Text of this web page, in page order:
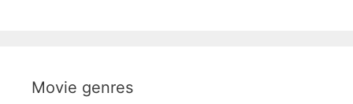
Movie genres